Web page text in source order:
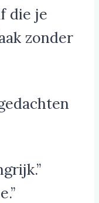
die je
zonder